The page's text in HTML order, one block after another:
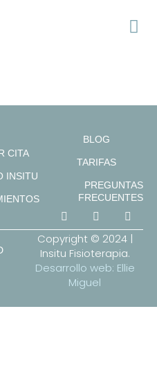
CITA
INSITU
BLOG
TARIFAS
PREGUNTAS
FRECUENTES
Copyright © 2024 |
Insitu Fisioterapia.
Desarrollo web: Ellie
Miguel